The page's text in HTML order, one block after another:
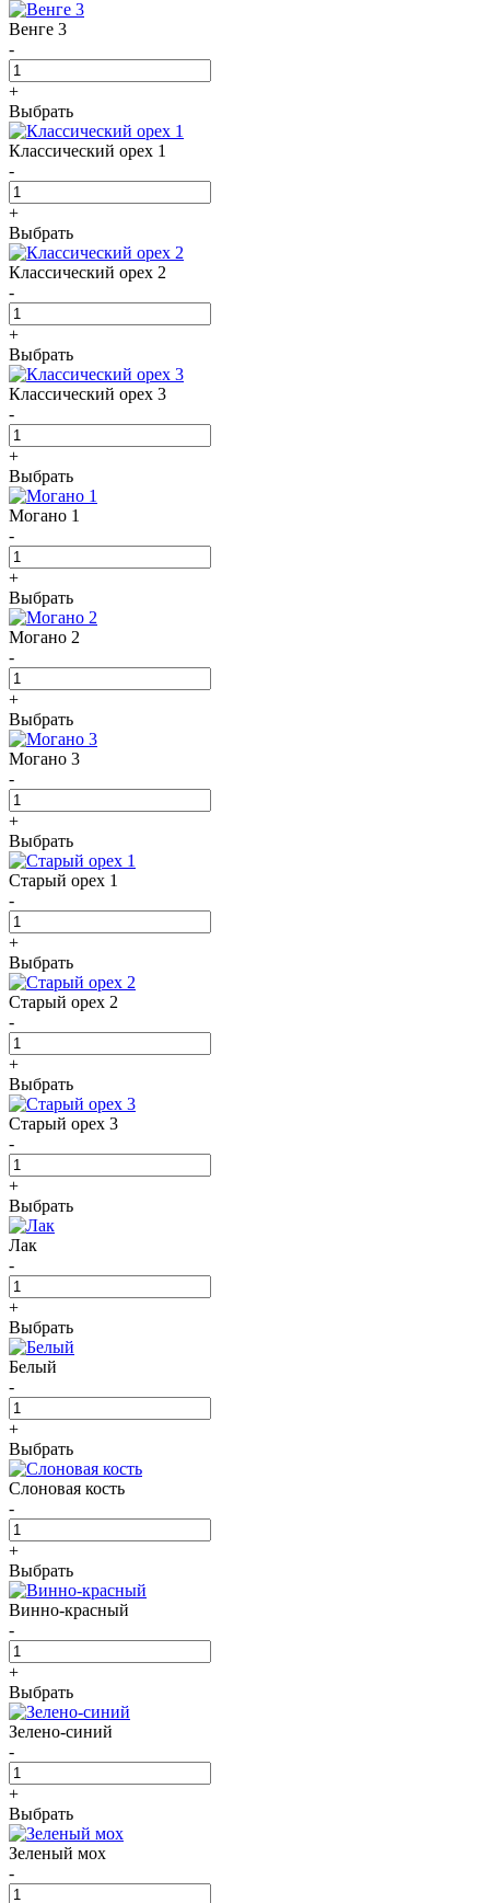
Венге 3
-
+
Выбрать
Классический орех 1
-
+
Выбрать
Классический орех 2
-
+
Выбрать
Классический орех 3
-
+
Выбрать
Могано 1
-
+
Выбрать
Могано 2
-
+
Выбрать
Могано 3
-
+
Выбрать
Старый орех 1
-
+
Выбрать
Старый орех 2
-
+
Выбрать
Старый орех 3
-
+
Выбрать
Лак
-
+
Выбрать
Белый
-
+
Выбрать
Слоновая кость
-
+
Выбрать
Винно-красный
-
+
Выбрать
Зелено-синий
-
+
Выбрать
Зеленый мох
-